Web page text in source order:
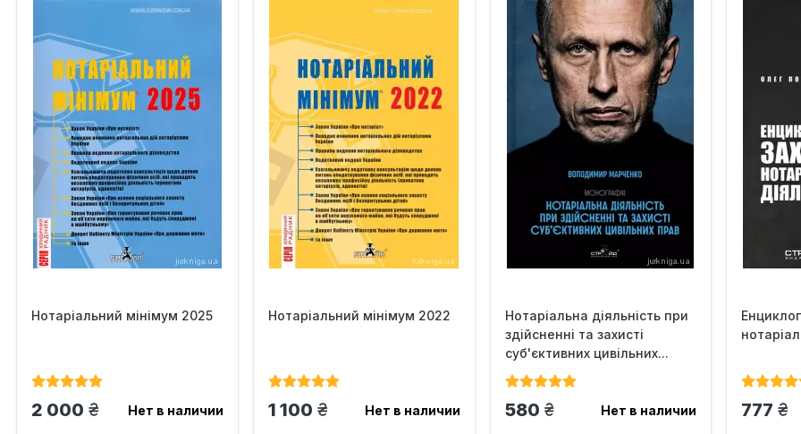
Нотаріальний мінімум 2025
2 000 грн. Нет в наличии
Нотаріальний мінімум 2022
1 100 грн. Нет в наличии
Нотаріальна діяльність при
здійсненні та захисті
суб'єктивних цивільних...
580 грн. Нет в наличии 777